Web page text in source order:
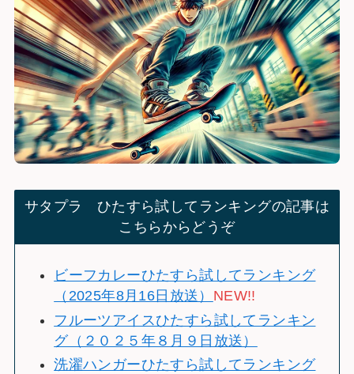
サタプラ ひたすら試してランキングの記事は
こちらからどうぞ
ビーフカレーひたすら試してランキング
（2025年8月16日放送） NEW!!
フルーツアイスひたすら試してランキン
グ（２０２５年８月９日放送）
洗濯ハンガーひたすら試してランキング